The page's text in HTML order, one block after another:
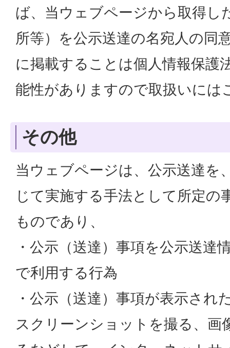
ば、当ウェブページから取得し
所等）を公示送達の名宛人の同
に掲載することは個人情報保護
能性がありますので取扱いには
その他
当ウェブページは、公示送達を
じて実施する手法として所定の
ものであり、
・公示（送達）事項を公示送達
で利用する行為
・公示（送達）事項が表示され
スクリーンショットを撮る、画